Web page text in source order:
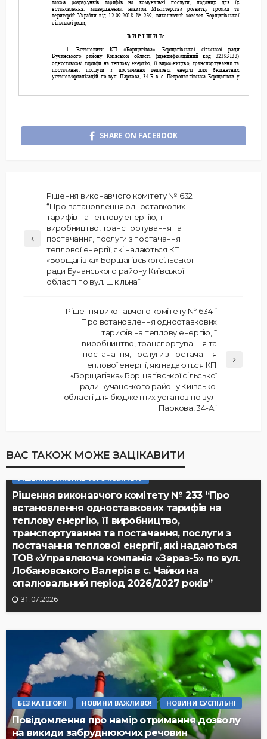
SHARE ON FACEBOOK
Рішення виконавчого комітету № 632
“Про встановлення одноставкових
тарифів на теплову енергію, її
виробництво, транспортування та
постачання, послуги з постачання
теплової енергії, які надаються КП
«Борщагівка» Борщагівської сільської
ради Бучанського району Київської
області по вул. Шкільна”
Рішення виконавчого комітету № 634 ”
Про встановлення одноставкових
тарифів на теплову енергію, її
виробництво, транспортування та
постачання, послуги з постачання
теплової енергії, які надаються КП
«Борщагівка» Борщагівської сільської
ради Бучанського району Київської
області для бюджетних установ по вул.
Паркова, 34-А”
ВАС ТАКОЖ МОЖЕ ЗАЦІКАВИТИ
Рішення виконавчого комітету № 233 “Про
встановлення одноставкових тарифів на
теплову енергію, її виробництво,
транспортування та постачання, послуги з
постачання теплової енергії, які надаються
ТОВ «Управляюча компанія «Зараз-5» по вул.
Лобановського Валерія в с. Чайки на
опалювальний період 2026/2027 років”
31.07.2026
БЕЗ КАТЕГОРІЇ НОВИНИ ВАЖЛИВО! НОВИНИ СУСПІЛЬНІ
Повідомлення про намір отримання дозволу
на викиди забруднюючих речовин